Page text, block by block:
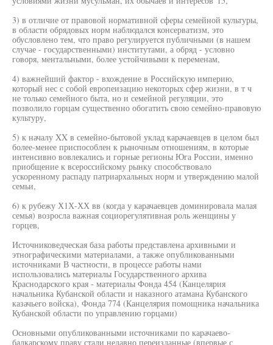
3) в отличие от правовой нормативной сферы семейной культуры,
в области обрядовых норм наблюдался консерватизм, это
обусловлено тем, что право регулируется публичными (в нашем
случае - государственными) институтами, а обряд - условно
говоря, ментальными, более устойчивыми к переменам,
4) важнейший фактор - вхождение в Российскую империю,
который нес с собой европеизацию некоторых сфер жизни, в т ч
не только семейного быта, но и семейной регуляции, это
позволило горцам существенно обогатить свою семейно-правовую
культуру,
5) к началу XX в семейно-бытовой уклад карачаевцев в целом был
более-менее приспособлен к рыночным отношениям, в которые
интенсивно вовлекались и горные регионы Юга России, именно
приобщение к всероссийскому рынку способствовало
ускоренному распаду патриархальных норм и утверждению малой
семьи,
6) к рубежу Х1Х-ХХ вв (когда у карачаевцев доминировала малая
семья) возросла важная социорегулятивная роль женщины у
горцев,
Источниковедческая база работы представлена архивными и
этнографическими материалами, а также опубликованными
источниками В частности, в процессе работы нами
использовались материалы Государственного архива
Краснодарского края - материалы Фонда 454 (Канцелярия
начальника Кубанской области и наказного атамана Кубанского
казачьего войска), Фонда 774 (Канцелярия помощника начальника
Кубанской области по управлению горцами)
Основными опубликованными источниками по карачаево-
балкарскому праву стали недавно переизданные (впервые с